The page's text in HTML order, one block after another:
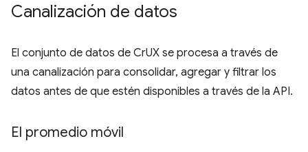
Canalización de datos
El conjunto de datos de CrUX se procesa a través de
una canalización para consolidar, agregar y filtrar los
datos antes de que estén disponibles a través de la API.
El promedio móvil